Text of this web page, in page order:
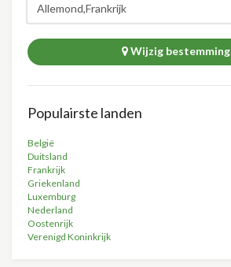
Wijzig bestemming
Populairste landen
België
Duitsland
Frankrijk
Griekenland
Luxemburg
Nederland
Oostenrijk
Verenigd Koninkrijk